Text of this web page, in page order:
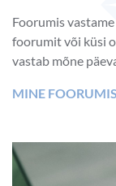
Foorumis
foorumit või küsi
vastab mõne
MINE